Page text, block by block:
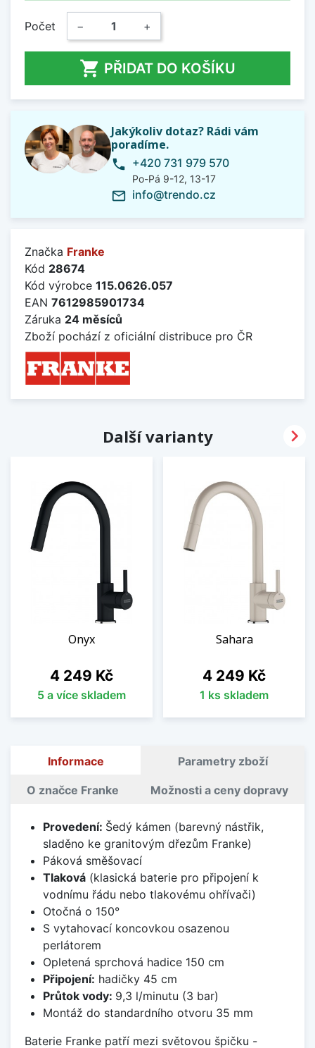
Počet − +
 PŘIDAT DO KOŠÍKU
Jakýkoliv dotaz? Rádi vám
poradíme.
phone +420 731 979 570
Po-Pá 9-12, 13-17
mail_outline info@trendo.cz
Značka Franke
Kód 28674
Kód výrobce 115.0626.057
EAN 7612985901734
Záruka 24 měsíců
Zboží pochází z oficiální distribuce pro ČR
Další varianty
Onyx
Cena
4 249 Kč
5 a více skladem
Sahara
Cena
4 249 Kč
1 ks skladem

Informace Parametry zboží
O značce Franke Možnosti a ceny dopravy
Provedení: Šedý kámen (barevný nástřik,
sladěno ke granitovým dřezům Franke)
Páková směšovací
Tlaková(klasická baterie pro připojení k
vodnímu řádu nebo tlakovému ohřívači)
Otočná o 150°
S vytahovací koncovkou osazenou
perlátorem
Opletená sprchová hadice 150 cm
Připojení: hadičky 45 cm
Průtok vody: 9,3 l/minutu (3 bar)
Montáž do standardního otvoru 35 mm
Baterie Franke patří mezi světovou špičku -